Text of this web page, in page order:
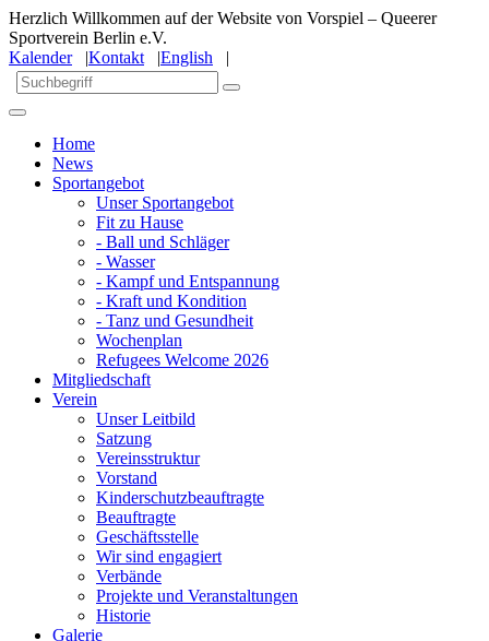
Herzlich Willkommen auf der Website von Vorspiel – Queerer
Sportverein Berlin e.V.
Kalender|Kontakt |English |
Home
News
Sportangebot
Unser Sportangebot
Fit zu Hause
- Ball und Schläger
- Wasser
- Kampf und Entspannung
- Kraft und Kondition
- Tanz und Gesundheit
Wochenplan
Refugees Welcome 2026
Mitgliedschaft
Verein
Unser Leitbild
Satzung
Vereinsstruktur
Vorstand
Kinderschutzbeauftragte
Beauftragte
Geschäftsstelle
Wir sind engagiert
Verbände
Projekte und Veranstaltungen
Historie
Galerie